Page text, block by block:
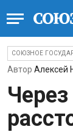
СОЮЗНОЕ
Автор Алексей